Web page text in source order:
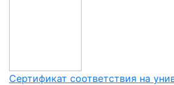
Сертификат соответствия на